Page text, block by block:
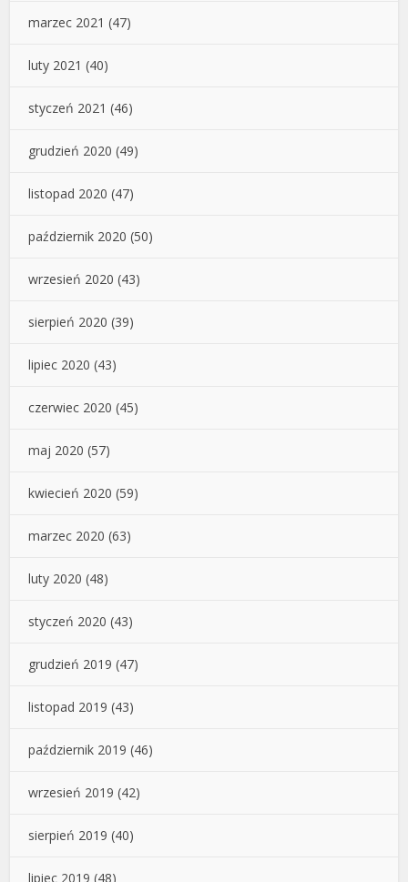
marzec 2021 (47)
luty 2021 (40)
styczeń 2021 (46)
grudzień 2020 (49)
listopad 2020 (47)
październik 2020 (50)
wrzesień 2020 (43)
sierpień 2020 (39)
lipiec 2020 (43)
czerwiec 2020 (45)
maj 2020 (57)
kwiecień 2020 (59)
marzec 2020 (63)
luty 2020 (48)
styczeń 2020 (43)
grudzień 2019 (47)
listopad 2019 (43)
październik 2019 (46)
wrzesień 2019 (42)
sierpień 2019 (40)
lipiec 2019 (48)